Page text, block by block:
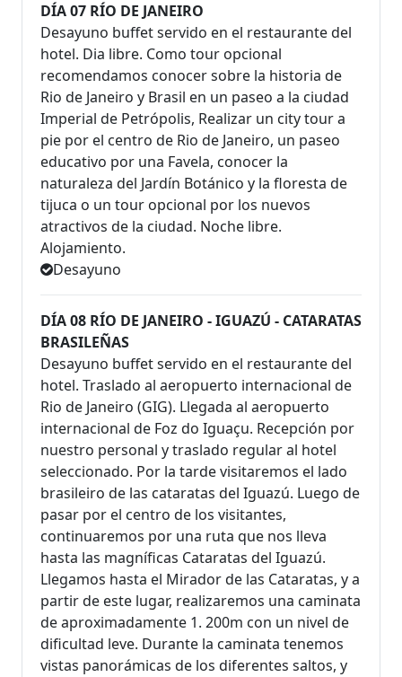
DÍA 07 RÍO DE JANEIRO
Desayuno buffet servido en el restaurante del
hotel. Dia libre. Como tour opcional
recomendamos conocer sobre la historia de
Rio de Janeiro y Brasil en un paseo a la ciudad
Imperial de Petrópolis, Realizar un city tour a
pie por el centro de Rio de Janeiro, un paseo
educativo por una Favela, conocer la
naturaleza del Jardín Botánico y la floresta de
tijuca o un tour opcional por los nuevos
atractivos de la ciudad. Noche libre.
Alojamiento.
Desayuno
DÍA 08 RÍO DE JANEIRO - IGUAZÚ - CATARATAS
BRASILEÑAS
Desayuno buffet servido en el restaurante del
hotel. Traslado al aeropuerto internacional de
Rio de Janeiro (GIG). Llegada al aeropuerto
internacional de Foz do Iguaçu. Recepción por
nuestro personal y traslado regular al hotel
seleccionado. Por la tarde visitaremos el lado
brasileiro de las cataratas del Iguazú. Luego de
pasar por el centro de los visitantes,
continuaremos por una ruta que nos lleva
hasta las magníficas Cataratas del Iguazú.
Llegamos hasta el Mirador de las Cataratas, y a
partir de este lugar, realizaremos una caminata
de aproximadamente 1. 200m con un nivel de
dificultad leve. Durante la caminata tenemos
vistas panorámicas de los diferentes saltos, y